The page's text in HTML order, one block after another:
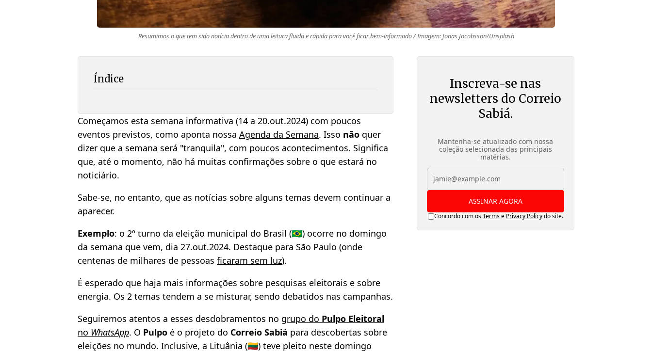
Resumimos o que tem sido notícia dentro de uma leitura fluida e rápida para você ficar bem-informado / Imagem: Jonas Jocobsson/Unsplash
Índice
Começamos esta semana informativa (14 a 20.out.2024) com poucos
eventos previstos, como aponta nossa Agenda da Semana. Isso não quer
dizer que a semana será "tranquila", com poucos acontecimentos. Significa
que, até o momento, não há muitas confirmações sobre o que estará no
noticiário.
Sabe-se, no entanto, que as notícias sobre alguns temas devem continuar a
aparecer.
Exemplo: o 2º turno da eleição municipal do Brasil (🇧🇷) ocorre no domingo
da semana que vem, dia 27.out.2024. Destaque para São Paulo (onde
centenas de milhares de pessoas ficaram sem luz).
É esperado que haja mais informações sobre pesquisas eleitorais e sobre
energia. Os 2 temas tendem a se misturar, sendo debatidos nas campanhas.
Seguiremos atentos a esses desdobramentos no grupo do Pulpo Eleitoral
no WhatsApp. O Pulpo é o projeto do Correio Sabiá para descobertas sobre
eleições no mundo. Inclusive, a Lituânia (🇱🇹) teve pleito neste domingo
Inscreva-se nas
newsletters do Correio
Sabiá.
Mantenha-se atualizado com nossa
coleção selecionada das principais
matérias.
ASSINAR AGORA
Concordo com osTermse Privacy Policydo site.